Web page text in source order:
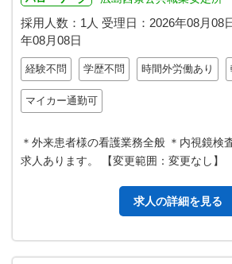
採用人数：1人 受理日： 2026年08月08
年08月08日
経験不問 学歴不問 時間外労働あり
マイカー通勤可
＊外来患者様の看護業務全般 ＊内視鏡検
求人あります。 【変更範囲：変更なし】
求人の詳細を見る